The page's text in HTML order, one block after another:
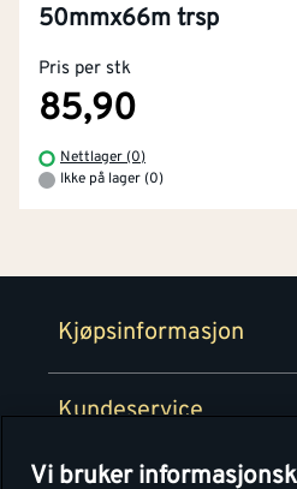
50mmx66m trsp
Pris per stk
85,90
Nettlager (0)
Ikke på lager (0)
Kjøpsinformasjon
Kjøpsbetingelser
Retur- og
Kundeservice
Kontakt oss
Tjenester
Montér Klubb
Om Montér
Byggevarehus og
Prismatch
Personvern
Vi bruker